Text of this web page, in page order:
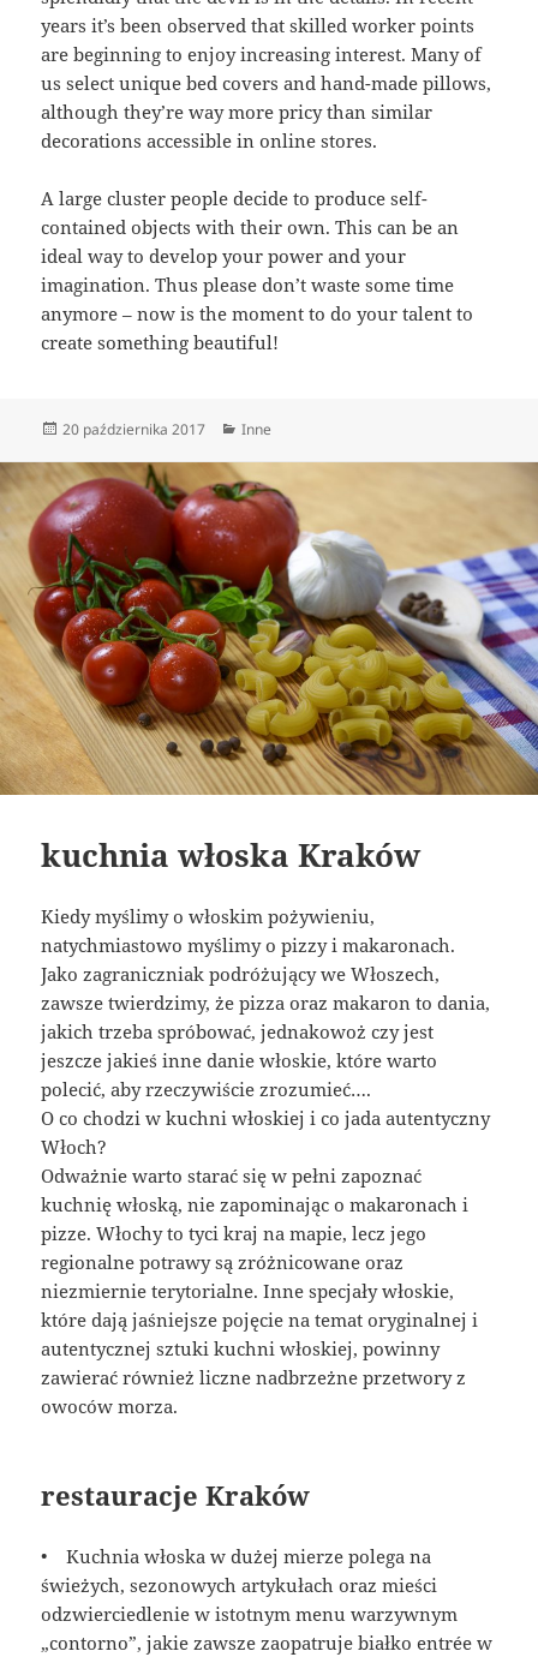
years it’s been observed that skilled worker points
are beginning to enjoy increasing interest. Many of
us select unique bed covers and hand-made pillows,
although they’re way more pricy than similar
decorations accessible in online stores.
A large cluster people decide to produce self-
contained objects with their own. This can be an
ideal way to develop your power and your
imagination. Thus please don’t waste some time
anymore – now is the moment to do your talent to
create something beautiful!
Data
20 października 2017 Kategorie
Inne
kuchnia włoska Kraków
Kiedy myślimy o włoskim pożywieniu,
natychmiastowo myślimy o pizzy i makaronach.
Jako zagraniczniak podróżujący we Włoszech,
zawsze twierdzimy, że pizza oraz makaron to dania,
jakich trzeba spróbować, jednakowoż czy jest
jeszcze jakieś inne danie włoskie, które warto
polecić, aby rzeczywiście zrozumieć….
O co chodzi w kuchni włoskiej i co jada autentyczny
Włoch?
Odważnie warto starać się w pełni zapoznać
kuchnię włoską, nie zapominając o makaronach i
pizze. Włochy to tyci kraj na mapie, lecz jego
regionalne potrawy są zróżnicowane oraz
niezmiernie terytorialne. Inne specjały włoskie,
które dają jaśniejsze pojęcie na temat oryginalnej i
autentycznej sztuki kuchni włoskiej, powinny
zawierać również liczne nadbrzeżne przetwory z
owoców morza.
restauracje Kraków
• Kuchnia włoska w dużej mierze polega na
świeżych, sezonowych artykułach oraz mieści
odzwierciedlenie w istotnym menu warzywnym
„contorno”, jakie zawsze zaopatruje białko entrée w